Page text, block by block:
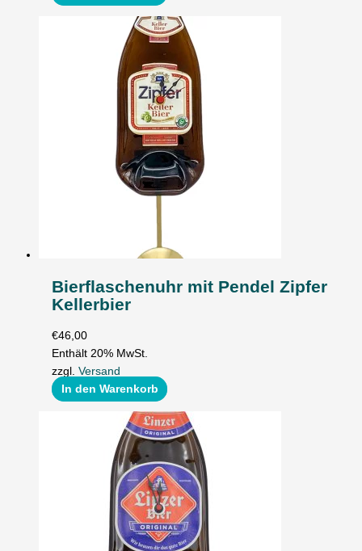
Bierflaschenuhr mit Pendel Zipfer
Kellerbier
€46,00
Enthält 20% MwSt.
zzgl.Versand
In den Warenkorb